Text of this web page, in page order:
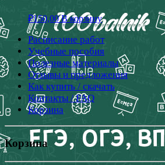
₽150,00 В корзину
Расписание работ
Учебные пособия
Полезные материалы
Отзывы и предложения
Как купить / скачать
Контакты / FAQ
Корзина
Корзина